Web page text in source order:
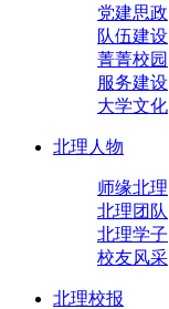
党建思政
队伍建设
菁菁校园
服务建设
大学文化
北理人物
师缘北理
北理团队
北理学子
校友风采
北理校报